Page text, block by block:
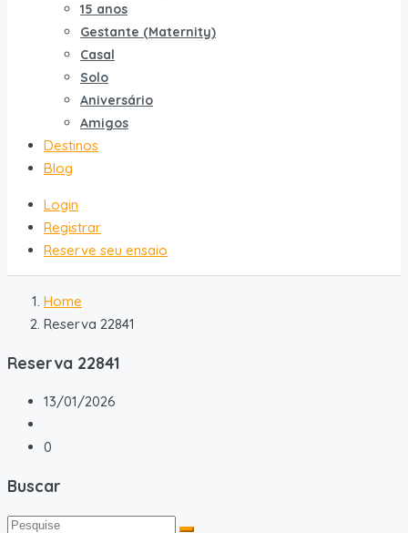
15 anos
Gestante (Maternity)
Casal
Solo
Aniversário
Amigos
Destinos
Blog
Login
Registrar
Reserve seu ensaio
Home
Reserva 22841
Reserva 22841
13/01/2026
0
Buscar